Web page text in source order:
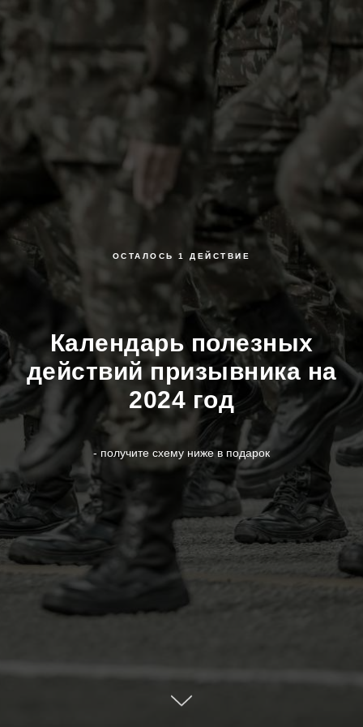
ОСТАЛОСЬ 1 ДЕЙСТВИЕ
Календарь полезных
действий призывника на
2024 год
- получите схему ниже в подарок